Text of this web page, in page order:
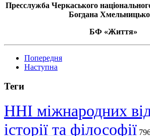
Пресслужба Черкаського
Богдана
БФ «Життя»
Попередня
Наступна
Теги
ННІ міжнародних
історії та філософії